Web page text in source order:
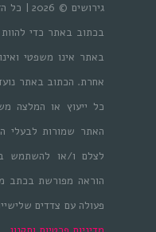
גירושים
בכתוב באתר כדי
באתר אינו משפטי
אחרת. הכתוב באתר
כל ייעוץ או המלצה
האתר שמורות לבעלי
לצלם ו/או להשתמש
הוראה מפורשת בכתב
פעולה עם צדדים